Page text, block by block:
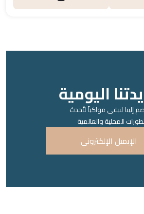
اليومية
إلينا لتبقى مواكباً لأحدث
المحلية والعالمية
الإيميل الإلكتروني